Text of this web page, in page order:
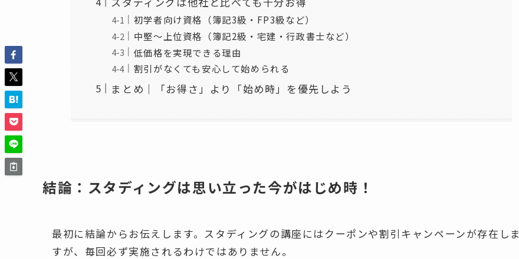
初学者向け資格（簿記3級・FP3級など）
中堅〜上位資格（簿記2級・宅建・行政書士など）
低価格を実現できる理由
割引がなくても安心して始められる
まとめ｜「お得さ」より「始め時」を優先しよう
結論：スタディングは思い立った今がはじめ時！
最初に結論からお伝えします。スタディングの講座にはクーポンや割引キャンペーンが存在しま
すが、毎回必ず実施されるわけではありません。